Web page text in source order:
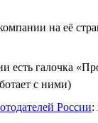
на её
есть галочка
с ними)
России: